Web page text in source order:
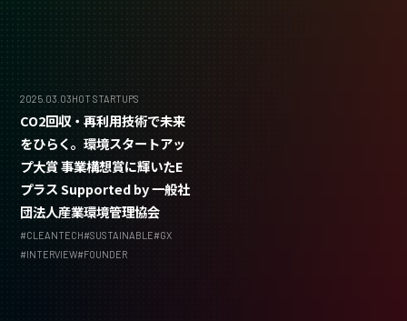
2025.03.03HOT STARTUPS
CO2回収・再利用技術で未来
をひらく。環境スタートアッ
プ大賞 事業構想賞に輝いたE
プラス Supported by 一般社
団法人産業環境管理協会
#CLEANTECH#SUSTAINABLE#GX
#INTERVIEW#FOUNDER